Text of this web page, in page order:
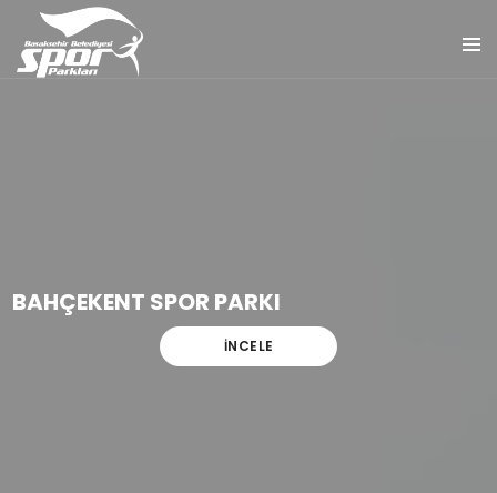
BAHÇEKENT SPOR PARKI
İNCELE